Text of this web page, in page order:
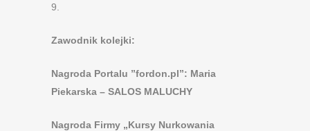
9.
Zawodnik kolejki:
Nagroda Portalu ”fordon.pl”: Maria
Piekarska – SALOS MALUCHY
Nagroda Firmy „Kursy Nurkowania